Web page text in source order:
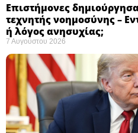
Επιστήμονες
τεχνητής νοημοσύνης –
ή λόγος ανησυχίας; ​
7 Αυγούστου 2026